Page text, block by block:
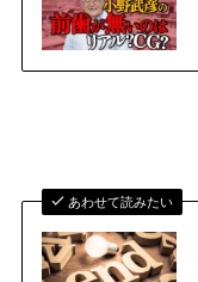
あわせて読みたい